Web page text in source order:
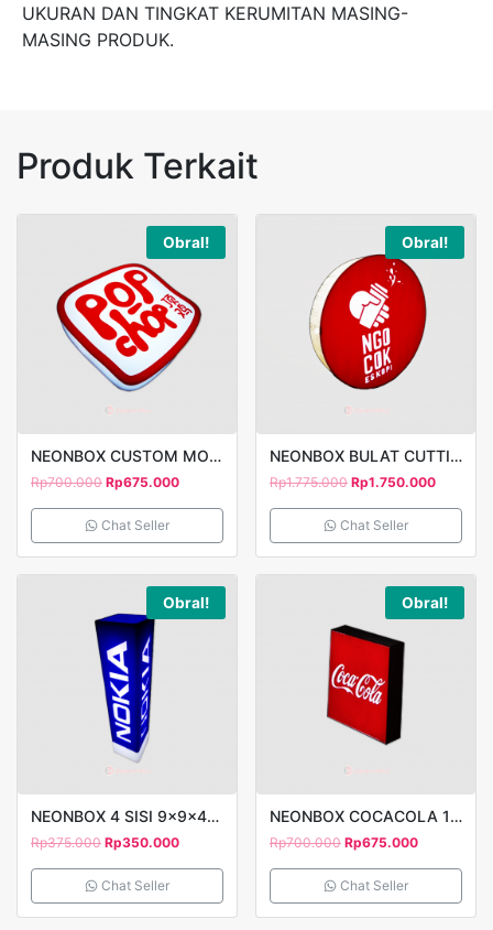
UKURAN DAN TINGKAT KERUMITAN MASING-
MASING PRODUK.
Produk Terkait
Obral!
NEONBOX CUSTOM MOTIF 40X40CM CUTTING STICKER 1 SISI
Rp700.000 Rp675.000
Chat Seller
Obral!
NEONBOX BULAT CUTTING STICKER 1 SISI 80 NGOCOK ES KOPI
Rp1.775.000 Rp1.750.000
Chat Seller
Obral!
NEONBOX 4 SISI 9x9x40cm TIMBUL STAND NOKIA 2
Rp375.000 Rp350.000
Chat Seller
Obral!
NEONBOX COCACOLA 1 SISI 40X40CM
Rp700.000 Rp675.000
Chat Seller